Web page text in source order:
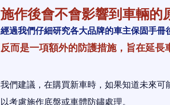
施作後會不會影響到車輛的
經過我們仔細研究各大品牌的車主保固手冊
反而是一項額外的防護措施，旨在延長
我們建議，在購買新車時，如果知道未來
以考慮施作底盤或車體防鏽處理。